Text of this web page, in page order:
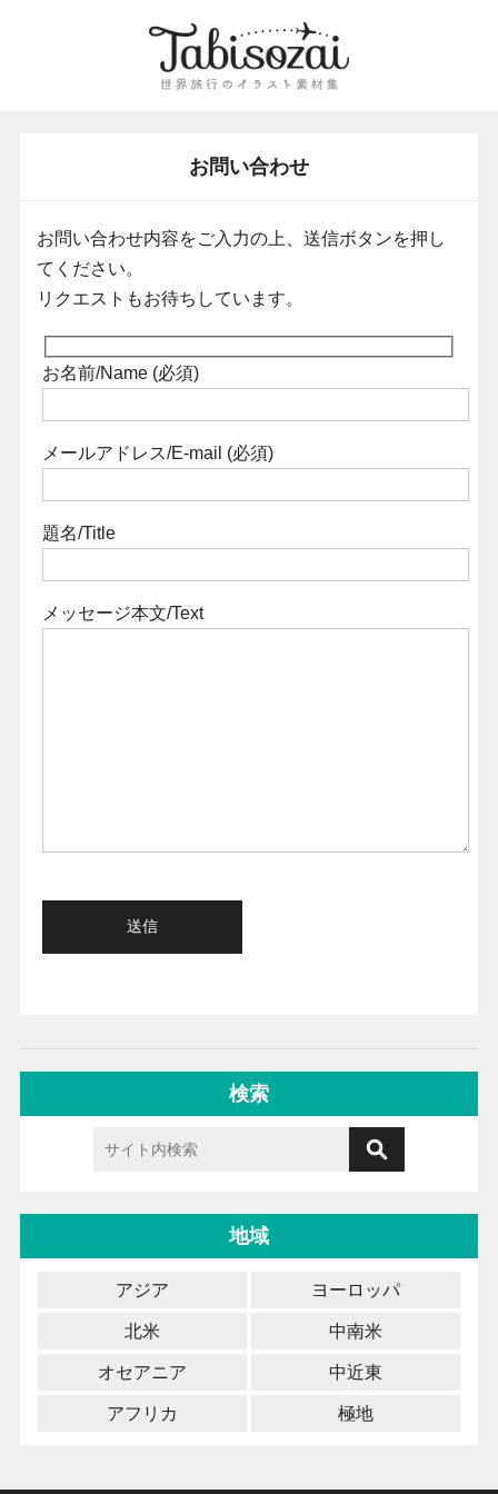
お問い合わせ
お問い合わせ内容をご入力の上、送信ボタンを押し
てください。
リクエストもお待ちしています。
お名前/Name (必須)
メールアドレス/E-mail (必須)
題名/Title
メッセージ本文/Text
検索
地域
アジア ヨーロッパ
北米 中南米
オセアニア 中近東
アフリカ 極地